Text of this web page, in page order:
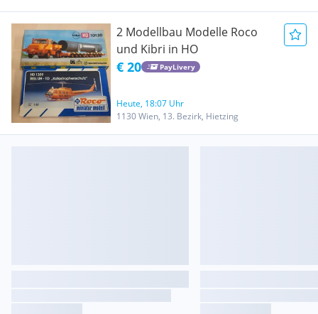
2 Modellbau Modelle Roco
und Kibri in HO
€ 20 PayLivery
Heute, 18:07 Uhr
1130 Wien, 13. Bezirk, Hietzing